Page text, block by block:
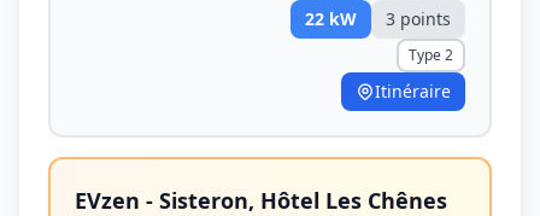
22 kW 3 points
Type 2
Itinéraire
EVzen - Sisteron, Hôtel Les Chênes